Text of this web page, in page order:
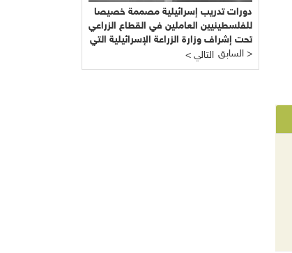
دورات تدريب إسرائيلية مصممة خصيصا
للفلسطينيين العاملين في القطاع الزراعي
تحت إشراف وزارة الزراعة الإسرائيلية التي
يرأسها يائير شَمِير نائب ليبرمان رئيس
"إسرائيل بيتنا"!!!
< التالي السابق >